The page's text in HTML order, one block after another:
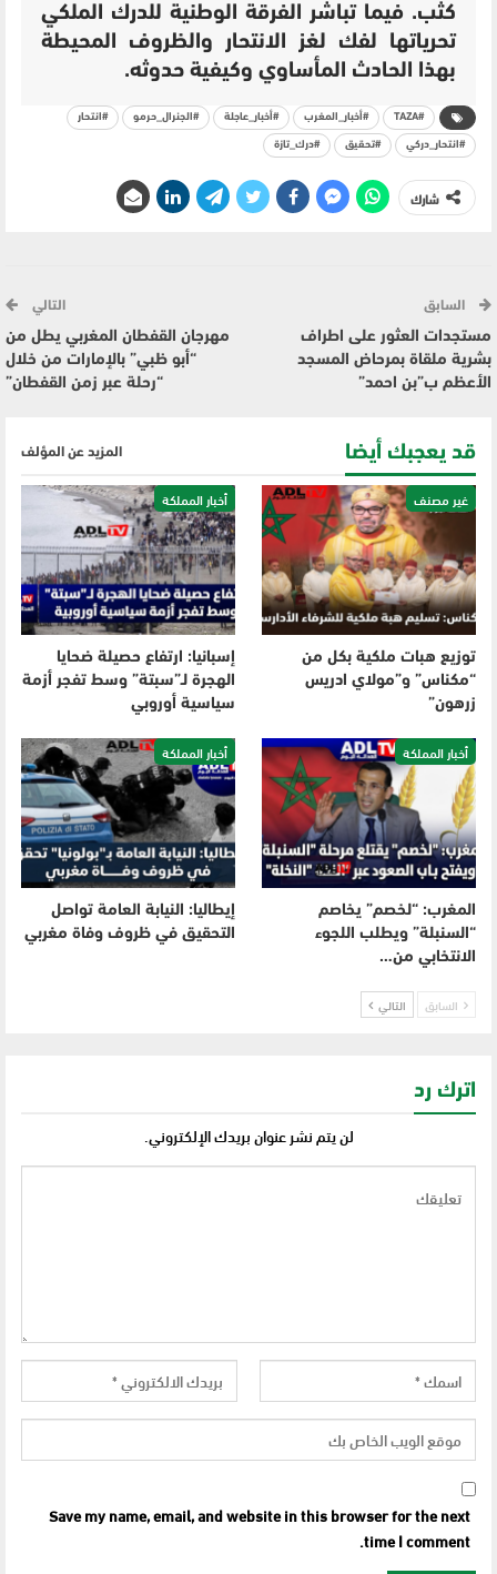
كثب. فيما تباشر الفرقة الوطنية للدرك الملكي
تحرياتها لفك لغز الانتحار والظروف المحيطة
بهذا الحادث المأساوي وكيفية حدوثه.
#TAZA #أخبار_المغرب #أخبار_عاجلة #الجنرال_حرمو #انتحار
#انتحار_دركي #تحقيق #درك_تازة
شارك
السابق
مستجدات العثور على اطراف
بشرية ملقاة بمرحاض المسجد
الأعظم ب”بن احمد”
التالي
مهرجان القفطان المغربي يطل من
“أبو ظبي” بالإمارات من خلال
“رحلة عبر زمن القفطان”
قد يعجبك أيضا المزيد عن المؤلف
غير مصنف
توزيع هبات ملكية بكل من
“مكناس” و”مولاي ادريس
زرهون”
أخبار المملكة
إسبانيا: ارتفاع حصيلة ضحايا
الهجرة لـ”سبتة” وسط تفجر أزمة
سياسية أوروبي
أخبار المملكة
المغرب: “لخصم” يخاصم
“السنبلة” ويطلب اللجوء
الانتخابي من…
أخبار المملكة
إيطاليا: النيابة العامة تواصل
التحقيق في ظروف وفاة مغربي
السابق التالي
اترك رد
لن يتم نشر عنوان بريدك الإلكتروني.
Save my name, email, and website in this browser for the next
time I comment.